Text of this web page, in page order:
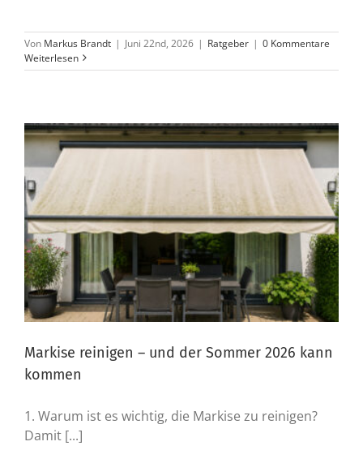
Von Markus Brandt | Juni 22nd, 2026 | Ratgeber | 0 Kommentare
Weiterlesen
Markise reinigen – und der Sommer 2026 kann
kommen
1. Warum ist es wichtig, die Markise zu reinigen?
Damit [...]